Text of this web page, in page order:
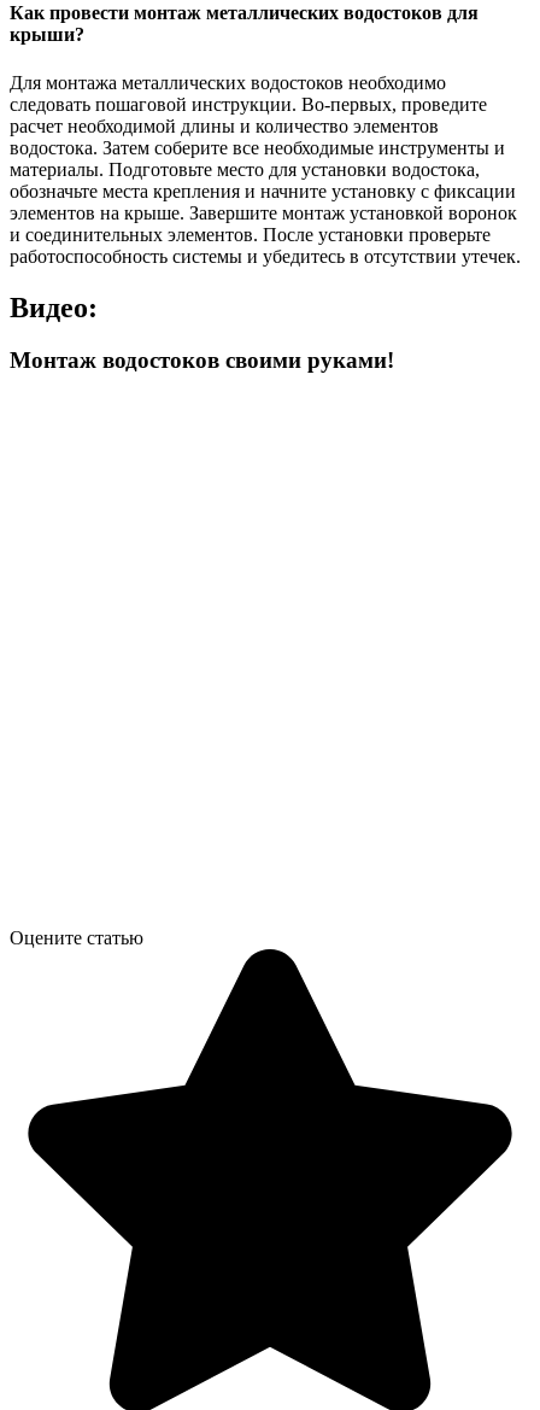
Как провести монтаж металлических водостоков для
крыши?
Для монтажа металлических водостоков необходимо
следовать пошаговой инструкции. Во-первых, проведите
расчет необходимой длины и количество элементов
водостока. Затем соберите все необходимые инструменты и
материалы. Подготовьте место для установки водостока,
обозначьте места крепления и начните установку с фиксации
элементов на крыше. Завершите монтаж установкой воронок
и соединительных элементов. После установки проверьте
работоспособность системы и убедитесь в отсутствии утечек.
Видео:
Монтаж водостоков своими руками!
Оцените статью